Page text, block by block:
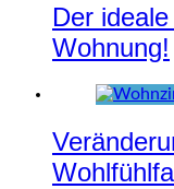
Der
Wohnung!